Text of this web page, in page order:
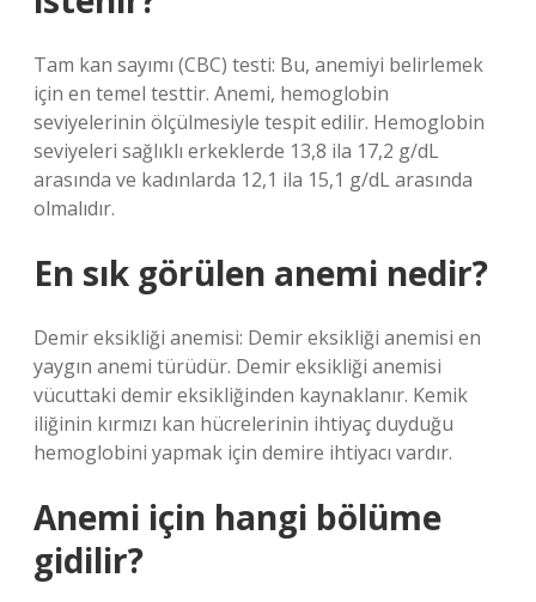
Tam kan sayımı (CBC) testi: Bu, anemiyi belirlemek
için en temel testtir. Anemi, hemoglobin
seviyelerinin ölçülmesiyle tespit edilir. Hemoglobin
seviyeleri sağlıklı erkeklerde 13,8 ila 17,2 g/dL
arasında ve kadınlarda 12,1 ila 15,1 g/dL arasında
olmalıdır.
En sık görülen anemi nedir?
Demir eksikliği anemisi: Demir eksikliği anemisi en
yaygın anemi türüdür. Demir eksikliği anemisi
vücuttaki demir eksikliğinden kaynaklanır. Kemik
iliğinin kırmızı kan hücrelerinin ihtiyaç duyduğu
hemoglobini yapmak için demire ihtiyacı vardır.
Anemi için hangi bölüme
gidilir?